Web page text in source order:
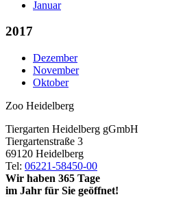
Januar
2017
Dezember
November
Oktober
Zoo Heidelberg
Tiergarten Heidelberg gGmbH
Tiergartenstraße 3
69120 Heidelberg
Tel: 06221-58450-00
Wir haben 365 Tage
im Jahr für Sie geöffnet!